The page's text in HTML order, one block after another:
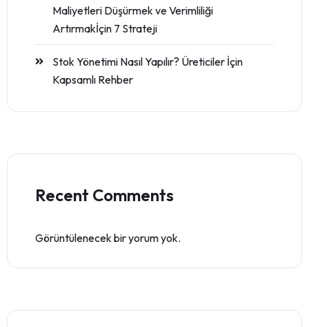
Maliyetleri Düşürmek ve Verimliliği
Artırmakİçin 7 Strateji
Stok Yönetimi Nasıl Yapılır? Üreticiler İçin
Kapsamlı Rehber
Recent Comments
Görüntülenecek bir yorum yok.